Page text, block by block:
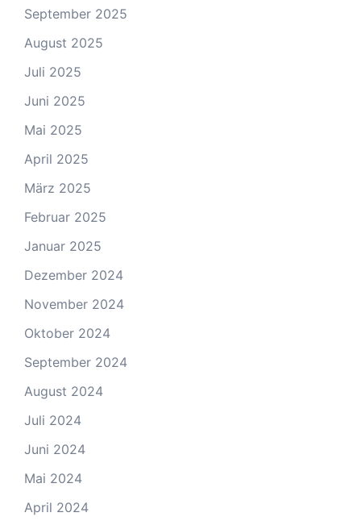
September 2025
August 2025
Juli 2025
Juni 2025
Mai 2025
April 2025
März 2025
Februar 2025
Januar 2025
Dezember 2024
November 2024
Oktober 2024
September 2024
August 2024
Juli 2024
Juni 2024
Mai 2024
April 2024